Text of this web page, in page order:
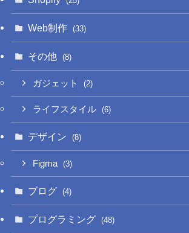
Web制作 (33)
その他 (8)
ガジェット (2)
ライフスタイル (6)
デザイン (8)
Figma (3)
ブログ (4)
プログラミング (48)